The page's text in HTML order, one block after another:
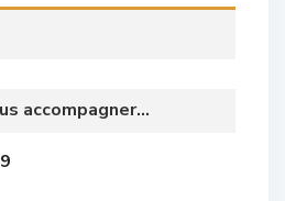
accompagner...